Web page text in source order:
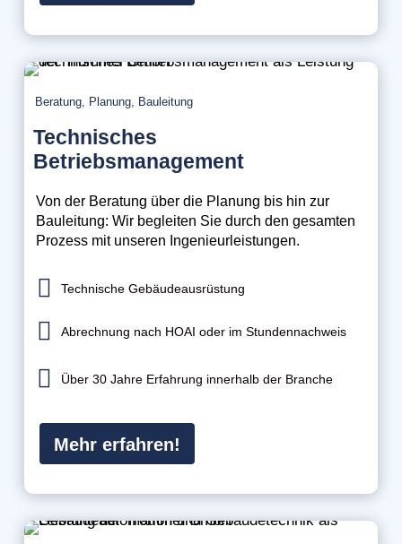
Beratung, Planung, Bauleitung
Technisches
Betriebsmanagement
Von der Beratung über die Planung bis hin zur
Bauleitung: Wir begleiten Sie durch den gesamten
Prozess mit unseren Ingenieurleistungen.
 Technische Gebäudeausrüstung
 Abrechnung nach HOAI oder im Stundennachweis
 Über 30 Jahre Erfahrung innerhalb der Branche
Mehr erfahren!